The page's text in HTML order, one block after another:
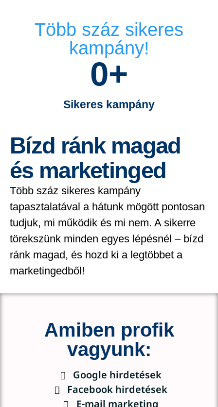
Több száz sikeres
kampány!
Sikeres kampány
0+
Bízd ránk magad
és marketinged
Több száz sikeres kampány
tapasztalatával a hátunk mögött pontosan
tudjuk, mi működik és mi nem. A sikerre
törekszünk minden egyes lépésnél – bízd
ránk magad, és hozd ki a legtöbbet a
marketingedből!
Amiben profik
vagyunk:
Google hirdetések
Facebook hirdetések